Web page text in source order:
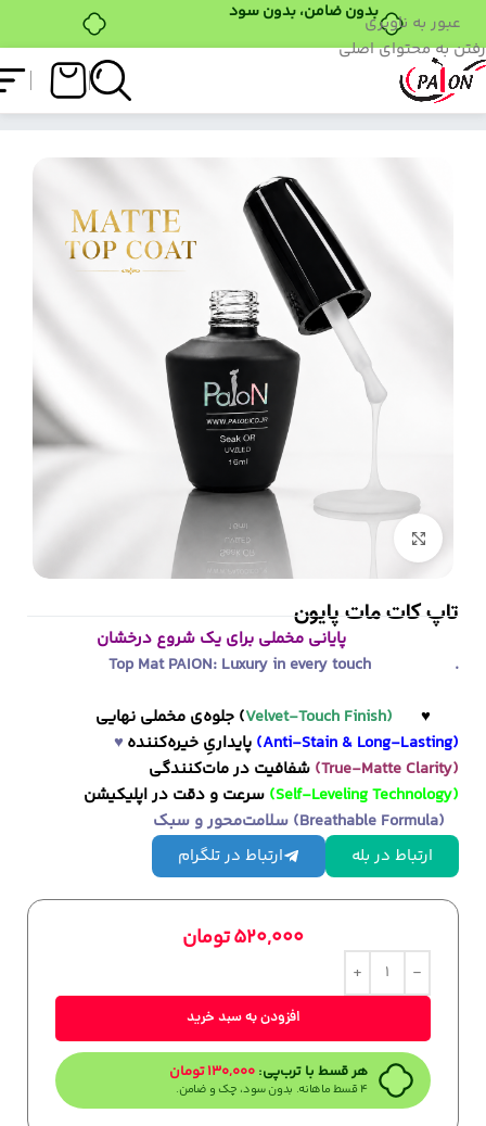
عبور به ناوبری
رفتن به محتوای اصلی
فروشگاه
بزرگنمایی تصویر
تاپ کات مات پایون
پایانی مخملی برای یک شروع درخشان
Top Mat PAION: Luxury in every touch .
♥ جلوه‌ی مخملی نهایی (Velvet-Touch Finish)
♥
(Anti-Stain & Long-Lasting)
(True-Matte Clarity)
(Self-Leveling Technology)
سلامت‌محور و سبک (Breathable Formula)
ارتباط در بله
ارتباط در تلگرام
520,000تومان
افزودن به سبد خرید
هر قسط با ترب‌پی: 130,000تومان
۴ قسط ماهانه. بدون سود، چک و ضامن.